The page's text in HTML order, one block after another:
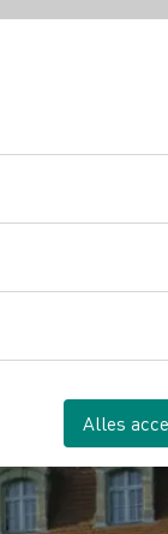
Digitale
Alles